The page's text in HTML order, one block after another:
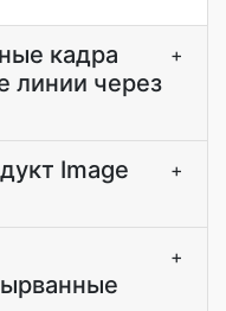
кадра
линии через
+
Image
+
+